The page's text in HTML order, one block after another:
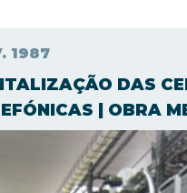
1987
DAS
| OBRA